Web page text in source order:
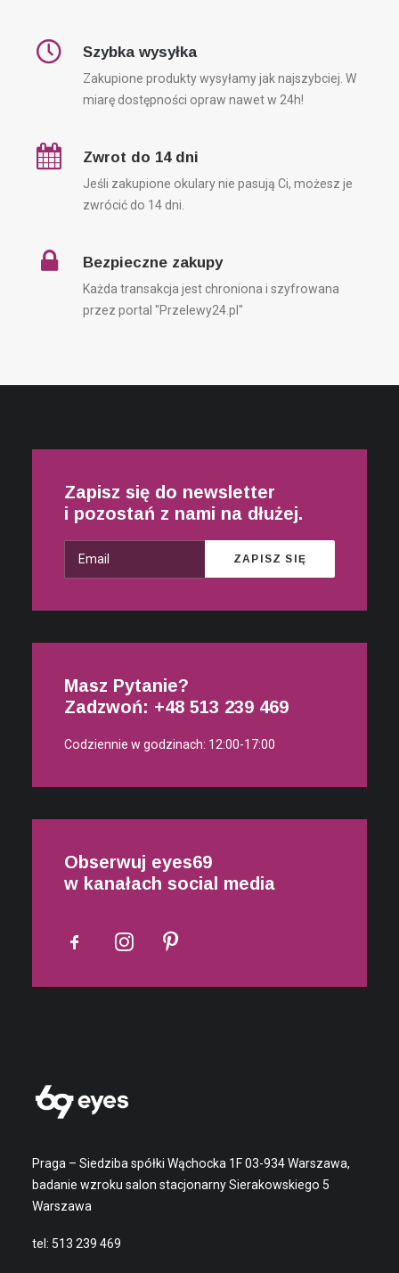
Szybka wysyłka
Zakupione produkty wysyłamy jak najszybciej. W
miarę dostępności opraw nawet w 24h!
Zwrot do 14 dni
Jeśli zakupione okulary nie pasują Ci, możesz je
zwrócić do 14 dni.
Bezpieczne zakupy
Każda transakcja jest chroniona i szyfrowana
przez portal "Przelewy24.pl"
Zapisz się do newsletter
i pozostań z nami na dłużej.
Masz Pytanie?
Zadzwoń: +48 513 239 469
Codziennie w godzinach: 12:00-17:00
Obserwuj eyes69
w kanałach social media
Praga – Siedziba spółki Wąchocka 1F 03-934 Warszawa,
badanie wzroku salon stacjonarny Sierakowskiego 5
Warszawa
tel: 513 239 469